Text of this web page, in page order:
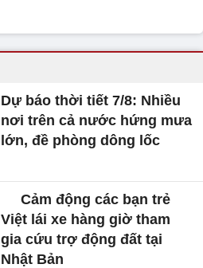
Dự báo thời tiết 7/8: Nhiều
nơi trên cả nước hứng mưa
lớn, đề phòng dông lốc
Cảm động các bạn trẻ
Việt lái xe hàng giờ tham
gia cứu trợ động đất tại
Nhật Bản